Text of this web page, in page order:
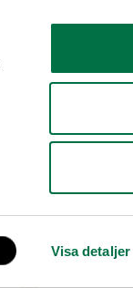
Visa detaljer